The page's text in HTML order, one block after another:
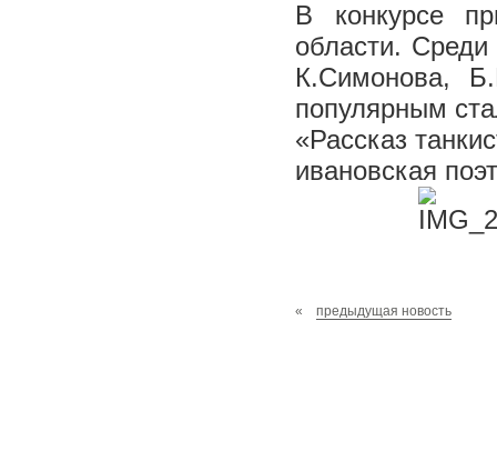
В конкурсе
области. Среди
К.Симонова,
популярным
«Рассказ
ивановская
« предыдущая новость